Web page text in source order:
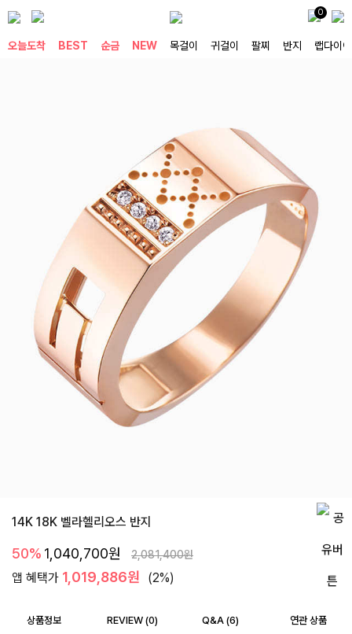
0
오늘도착 BEST 순금 NEW 목걸이 귀걸이 팔찌 반지 랩다이아
14K 18K 벨라헬리오스 반지
50% 1,040,700원 2,081,400원
앱 혜택가 1,019,886원 (2%)
상품정보 REVIEW (0) Q&A (6) 연관 상품